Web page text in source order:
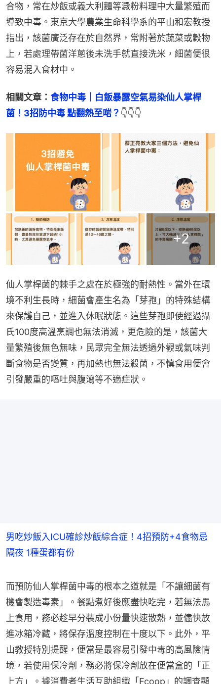
合物，常在炒飯或義大利麵等澱粉料理中大量繁殖而
導致中毒。東京大學農業生命科學系的平山和宏教授
指出，該菌廣泛存在於自然界，常附著於蔬菜或穀物
上，若處理帶菌洋蔥後未洗手就直接洗米，細菌便很
容易混入食材中。
相關文章： 食物中毒｜白飯暴露空氣易染仙人掌桿
菌！3招防中毒 點翻熱至啱？ 👇👇👇
+2
仙人掌桿菌的棘手之處在於極強的耐熱性。當外在環
境不利生長時，細菌會產生名為「芽孢」的特殊結構
來保護自己，並進入休眠狀態。這些芽孢即使經過攝
氏100度高溫烹調也無法消滅，更危險的是，該菌大
量繁殖後無色無味，民眾完全無法透過外觀或氣味判
斷食物是否變質，再加熱也無法殺菌，不慎食用便會
引發嚴重的嘔吐與腹瀉等不適症狀。
男吃炒飯入ICU確診炒飯綜合症！4招預防+4食物忌
隔夜 1種蛋都有份
而預防仙人掌桿菌中毒的根本之道就是「不讓細菌有
機會製造毒素」。餐點煮好後應盡快吃完，若無法馬
上食用，務必趁早分裝成小份量快速散熱，並儘快放
進冰箱冷藏，將保存溫度控制在十度以下。此外，平
山教授特別提醒，便當是最容易引發中毒的高風險情
境，若使用保冷劑，務必將保冷劑放在便當盒的「正
上方」。據消費者生活互助組織「Fcoop」的調查顯